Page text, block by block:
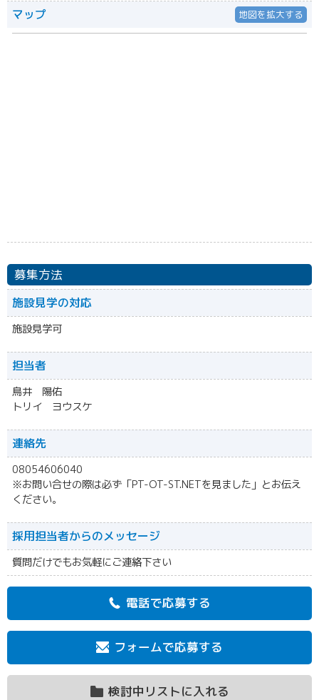
マップ 地図を拡大する
募集方法
施設見学の対応
施設見学可
担当者
鳥井 陽佑
トリイ ヨウスケ
連絡先
08054606040
※お問い合せの際は必ず「PT-OT-ST.NETを見ました」とお伝え
ください。
採用担当者からのメッセージ
質問だけでもお気軽にご連絡下さい
電話で応募する
フォームで応募する
検討中リストに入れる